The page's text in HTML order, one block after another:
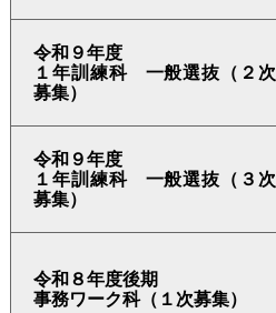
令和９年度
１年訓練科 一般選抜（２次
募集）
令和９年度
１年訓練科 一般選抜（３次
募集）
令和８年度後期
事務ワーク科（１次募集）